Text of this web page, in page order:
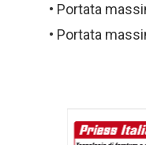
• Portata
• Portata